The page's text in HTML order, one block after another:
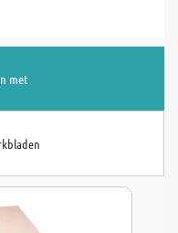
met